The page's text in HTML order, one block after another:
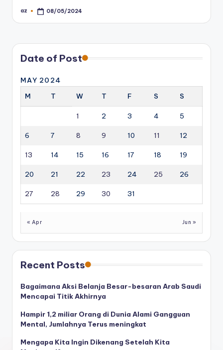
Posted
az 08/05/2024
Date of Post
MAY 2024
M
T W T F S S
1 2 3 4 5
6 7 8 9 10 11 12
13 14 15 16 17 18 19
20 21 22 23 24 25 26
27 28 29 30 31
« Apr Jun »
Recent Posts
Bagaimana Aksi Belanja Besar-besaran Arab Saudi
Mencapai Titik Akhirnya
Hampir 1,2 miliar Orang di Dunia Alami Gangguan
Mental, Jumlahnya Terus meningkat
Mengapa Kita Ingin Dikenang Setelah Kita